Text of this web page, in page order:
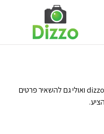
אנו שמחים שבחרתם לבקר באתר dizzo.co.il ואולי גם להשאיר פרטים